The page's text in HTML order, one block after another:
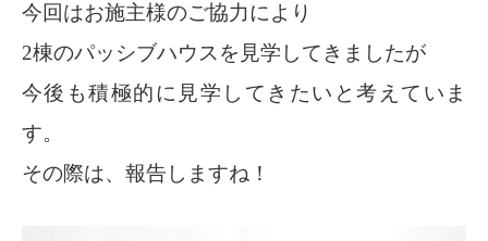
今回はお施主様のご協力により
2棟のパッシブハウスを見学してきましたが
今後も積極的に見学してきたいと考えていま
す。
その際は、報告しますね！